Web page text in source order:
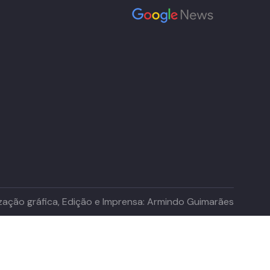
gráfica, Edição e Imprensa: Armindo Guimarães